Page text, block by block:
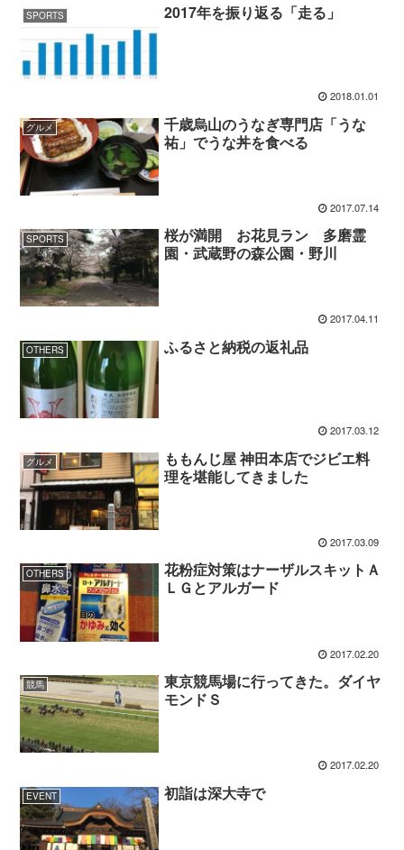
SPORTS 2017年を振り返る「走る」
2018.01.01
グルメ
千歳烏山のうなぎ専門店「うな
祐」でうな丼を食べる
2017.07.14
SPORTS
桜が満開 お花見ラン 多磨霊
園・武蔵野の森公園・野川
2017.04.11
OTHERS ふるさと納税の返礼品
2017.03.12
グルメ
ももんじ屋 神田本店でジビエ料
理を堪能してきました
2017.03.09
OTHERS
花粉症対策はナーザルスキットＡ
ＬＧとアルガード
2017.02.20
競馬
東京競馬場に行ってきた。ダイヤ
モンドＳ
2017.02.20
EVENT 初詣は深大寺で